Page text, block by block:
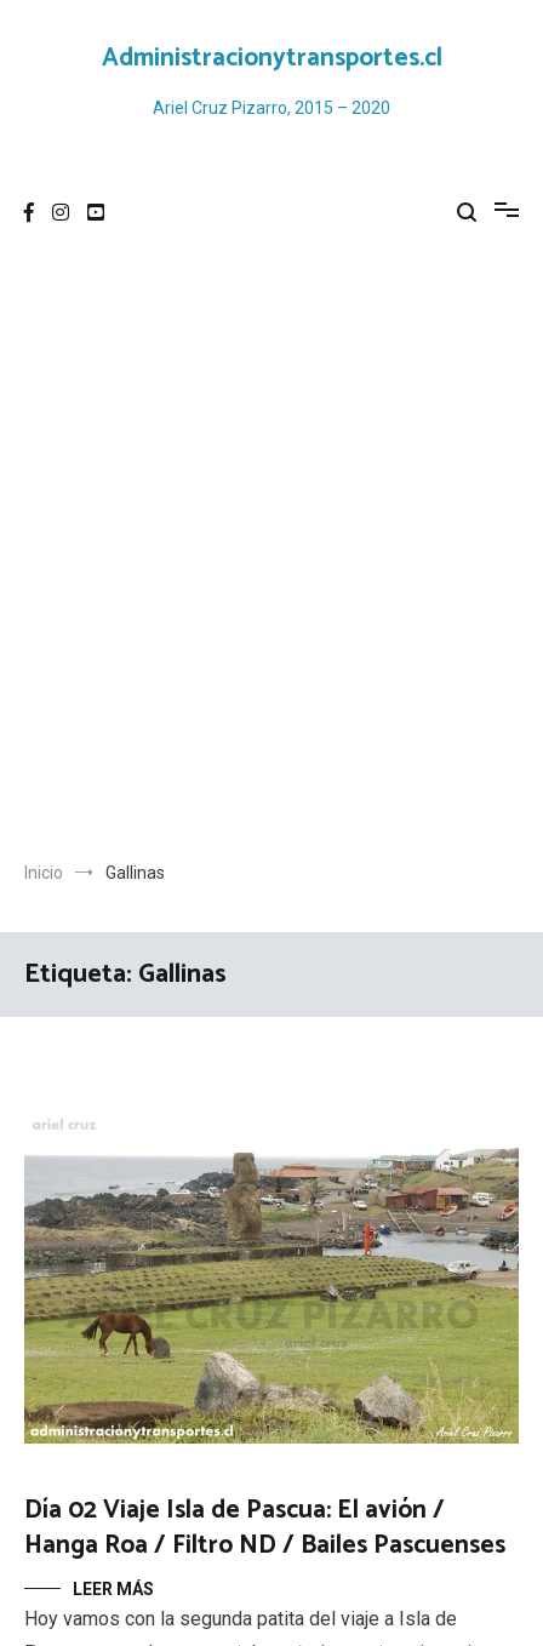
Administracionytransportes.cl
Ariel Cruz Pizarro, 2015 – 2020
Inicio Gallinas
Etiqueta:Gallinas
Día 02 Viaje Isla de Pascua: El avión /
Hanga Roa / Filtro ND / Bailes Pascuenses
LEER MÁS
Hoy vamos con la segunda patita del viaje a Isla de